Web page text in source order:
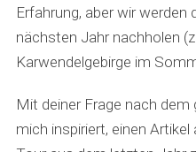
Erfahrung, aber wir
nächsten Jahr nachholen
Karwendelgebirge im
Mit deiner Frage nach
mich inspiriert, einen